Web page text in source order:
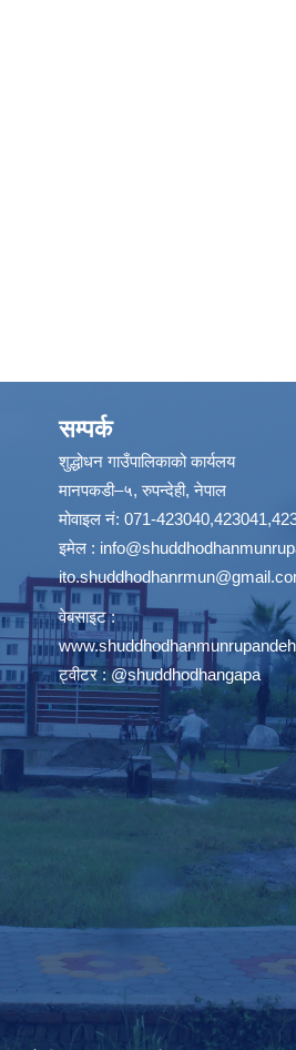
सम्पर्क
शुद्धोधन गाउँपालिकाको कार्यलय
मानपकडी–५, रुपन्देही, नेपाल
मोवाइल नं: 071-
इमेल :
वेबसाइट :
ट्वीटर : @shuddhodhangapa